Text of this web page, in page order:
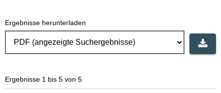
Ergebnisse herunterladen
Ergebnisse 1 bis 5 von 5